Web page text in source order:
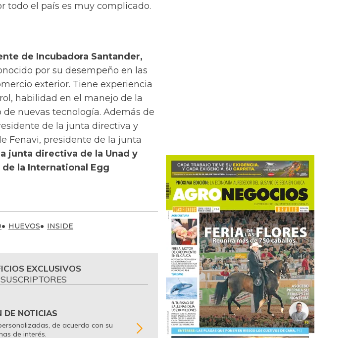
todo el país es muy complicado.
de Incubadora Santander,
por su desempeño en las
exterior. Tiene experiencia
habilidad en el manejo de la
nuevas tecnología. Además de
de la junta directiva y
Fenavi, presidente de la junta
junta directiva de la Unad y
la International Egg
HUEVOS INSIDE
EXCLUSIVOS
DE NOTICIAS
de acuerdo con su
de interés.
02
BITÁCORA EMPRESARIAL 10.000 LR
Recopilación clasificada por sectores
regiones del comportamiento general y
de las 10.000 primeras empresas en ventas